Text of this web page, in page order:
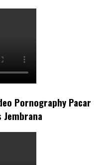
Pornography Pacar